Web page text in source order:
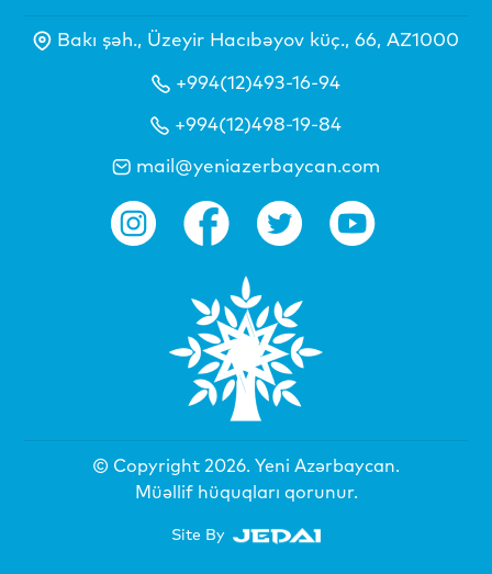
Bakı şəh., Üzeyir Hacıbəyov küç., 66, AZ1000
+994(12)493-16-94
+994(12)498-19-84
mail@yeniazerbaycan.com
© Copyright 2026. Yeni Azərbaycan.
Müəllif hüquqları qorunur.
Site By